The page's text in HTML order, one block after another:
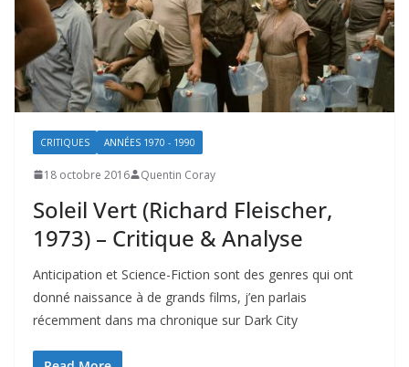
CRITIQUES ANNÉES 1970 - 1990
18 octobre 2016 Quentin Coray
Soleil Vert (Richard Fleischer,
1973) – Critique & Analyse
Anticipation et Science-Fiction sont des genres qui ont
donné naissance à de grands films, j’en parlais
récemment dans ma chronique sur Dark City